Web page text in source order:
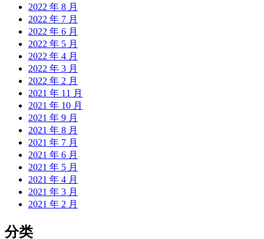
2022 年 8 月
2022 年 7 月
2022 年 6 月
2022 年 5 月
2022 年 4 月
2022 年 3 月
2022 年 2 月
2021 年 11 月
2021 年 10 月
2021 年 9 月
2021 年 8 月
2021 年 7 月
2021 年 6 月
2021 年 5 月
2021 年 4 月
2021 年 3 月
2021 年 2 月
分类